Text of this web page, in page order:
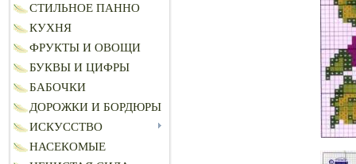
СТИЛЬНОЕ ПАННО
КУХНЯ
ФРУКТЫ И ОВОЩИ
БУКВЫ И ЦИФРЫ
БАБОЧКИ
ДОРОЖКИ И БОРДЮРЫ
ИСКУССТВО
НАСЕКОМЫЕ